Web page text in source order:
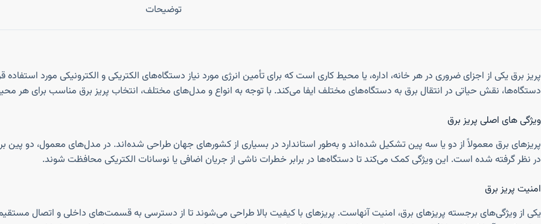
توضیحات
پریز برق یکی از اجزای ضروری در هر خانه، اداره، یا محیط کاری است که برای تأمین انرژی مورد نیاز دستگاه‌های الکتریکی و الکترونیکی مورد
دستگاه‌ها، نقش حیاتی در انتقال برق به دستگاه‌های مختلف ایفا می‌کند. با توجه به انواع و مدل‌های مختلف، انتخاب پریز برق مناسب برای هر
ویژگی های اصلی پریز برق
پریزهای برق معمولاً از دو یا سه پین تشکیل شده‌اند و به‌طور استاندارد در بسیاری از کشورهای جهان طراحی شده‌اند. در مدل‌های معمول، دو پین
در نظر گرفته شده است. این ویژگی کمک می‌کند تا دستگاه‌ها در برابر خطرات ناشی از جریان اضافی یا نوسانات الکتریکی محافظت شوند.
امنیت پریز برق
یکی از ویژگی‌های برجسته پریزهای برق، امنیت آنهاست. پریزهای با کیفیت بالا طراحی می‌شوند تا از دسترسی به قسمت‌های داخلی و اتصال